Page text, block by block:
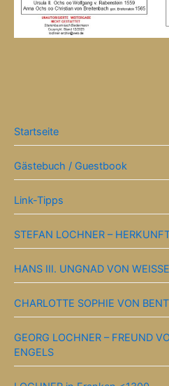
Startseite
Gästebuch / Guestbook
Link-Tipps
STEFAN LOCHNER –
HANS III. UNGNAD VON
CHARLOTTE SOPHIE VON
GEORG LOCHNER – FREUND
ENGELS